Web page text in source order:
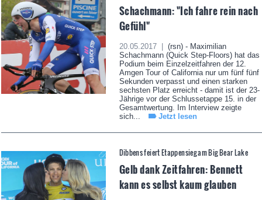
Schachmann: "Ich fahre rein nach
Gefühl"
20.05.2017 |
(rsn) - Maximilian
Schachmann (Quick Step-Floors) hat das
Podium beim Einzelzeitfahren der 12.
Amgen Tour of California nur um fünf fünf
Sekunden verpasst und einen starken
sechsten Platz erreicht - damit ist der 23-
Jährige vor der Schlussetappe 15. in der
Gesamtwertung. Im Interview zeigte
sich...
Jetzt lesen
Dibbens feiert Etappensieg am Big Bear Lake
Gelb dank Zeitfahren: Bennett
kann es selbst kaum glauben